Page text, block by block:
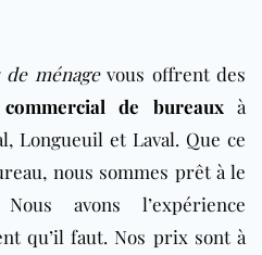
ménagevous offrent des
de bureauxà
Longueuil et Laval. Que ce
nous sommes prêt à le
avons l’expérience
qu’il faut. Nos prix sont à